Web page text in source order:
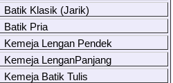
Batik Klasik (Jarik)
Batik Pria
Kemeja Lengan Pendek
Kemeja LenganPanjang
Kemeja Batik Tulis